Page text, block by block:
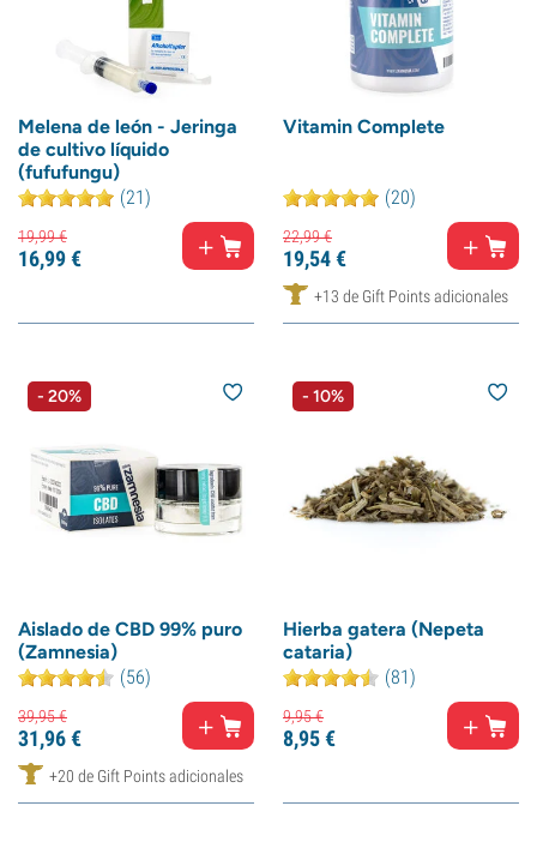
Melena de león - Jeringa
de cultivo líquido
(fufufungu)
(21)
19,99€
16,99€
Vitamin Complete
(20)
22,99€
19,54€
+13 de Gift Points adicionales
- 20%
Aislado de CBD 99% puro
(Zamnesia)
(56)
39,95€
31,96€
+20 de Gift Points adicionales
- 10%
Hierba gatera (Nepeta
cataria)
(81)
9,95€
8,95€